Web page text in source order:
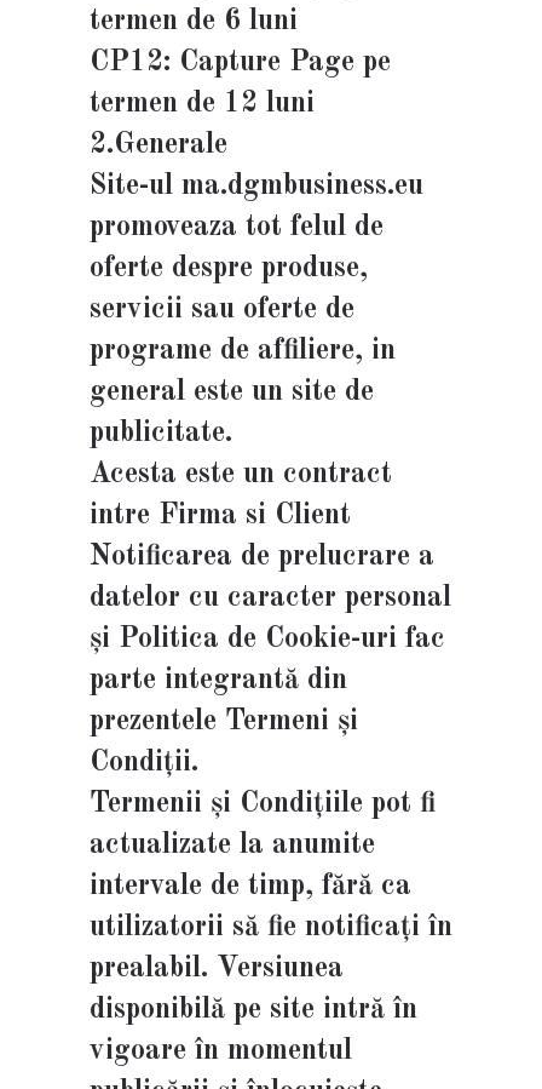
termen de 6 luni
CP12: Capture Page pe
termen de 12 luni
2.Generale
Site-ul ma.dgmbusiness.eu
promoveaza tot felul de
oferte despre produse,
servicii sau oferte de
programe de affiliere, in
general este un site de
publicitate.
Acesta este un contract
intre Firma si Client
Notificarea de prelucrare a
datelor cu caracter personal
și Politica de Cookie-uri fac
parte integrantă din
prezentele Termeni și
Condiții.
Termenii și Condițiile pot fi
actualizate la anumite
intervale de timp, fără ca
utilizatorii să fie notificați în
prealabil. Versiunea
disponibilă pe site intră în
vigoare în momentul